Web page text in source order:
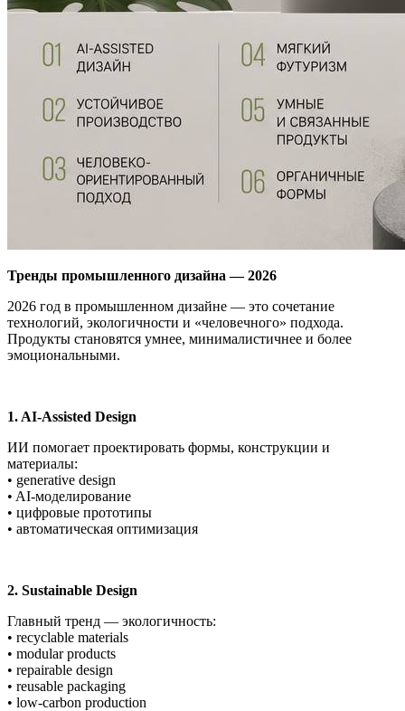
Тренды промышленного дизайна — 2026
2026 год в промышленном дизайне — это сочетание
технологий, экологичности и «человечного» подхода.
Продукты становятся умнее, минималистичнее и более
эмоциональными.
1. AI-Assisted Design
ИИ помогает проектировать формы, конструкции и
материалы:
• generative design
• AI-моделирование
• цифровые прототипы
• автоматическая оптимизация
2. Sustainable Design
Главный тренд — экологичность:
• recyclable materials
• modular products
• repairable design
• reusable packaging
• low-carbon production